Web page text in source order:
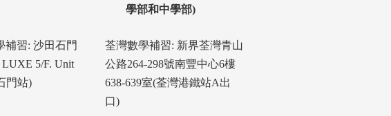
補習: 沙田石門
5/F. Unit
門站)
學部和中學部)
荃灣數學補習: 新界荃灣青山
公路264-298號南豐中心6樓
638-639室(荃灣港鐵站A出
口)